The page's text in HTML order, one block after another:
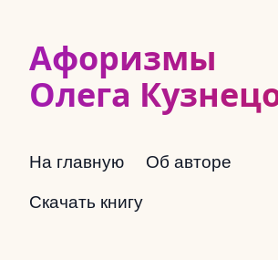
Афоризмы
Олега
На главную Об авторе
Скачать книгу